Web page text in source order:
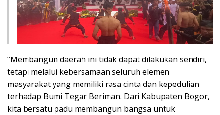
“Membangun daerah ini tidak dapat dilakukan sendiri,
tetapi melalui kebersamaan seluruh elemen
masyarakat yang memiliki rasa cinta dan kepedulian
terhadap Bumi Tegar Beriman. Dari Kabupaten Bogor,
kita bersatu padu membangun bangsa untuk